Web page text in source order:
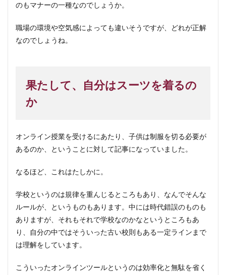
のもマナーの一種なのでしょうか。
職場の環境や空気感によっても違いそうですが、どれが正解
なのでしょうね。
果たして、自分はスーツを着るの
か
オンライン授業を受けるにあたり、子供は制服を切る必要が
あるのか、ということに対して記事になっていました。
なるほど、これはたしかに。
学校というのは規律を重んじるところもあり、なんでそんな
ルールが、というものもあります。中には時代錯誤のものも
ありますが、それもそれで学校なのかなというところもあ
り、自分の中ではそういった古い校則もある一定ラインまで
は理解をしています。
こういったオンラインツールというのは効率化と無駄を省く